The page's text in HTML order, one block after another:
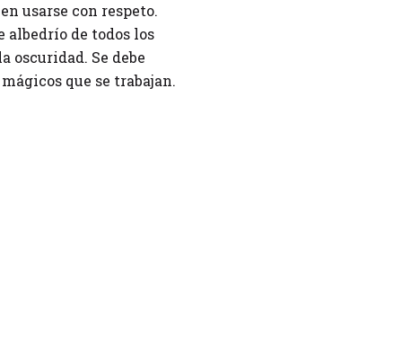
usarse con respeto.
albedrío de todos los
Se debe
que se trabajan.